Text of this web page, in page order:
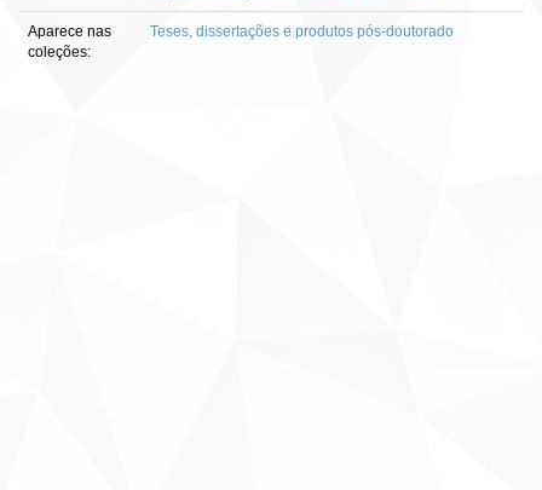
Aparece nas
coleções:
Teses, dissertações e produtos pós-doutorado